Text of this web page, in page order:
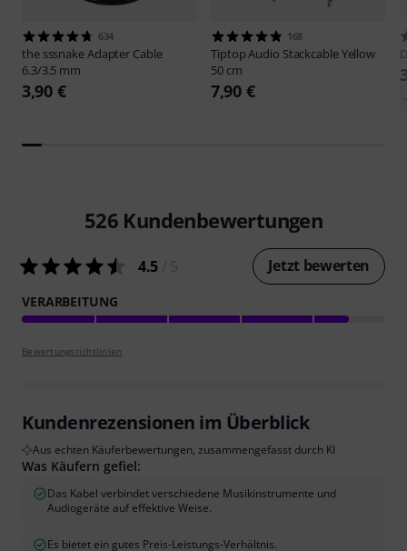
634
the sssnakeAdapter Cable
6.3/3.5 mm
3,90 €
168
Tiptop Audio Stackcable Yellow
50 cm
7,90 €
526 Kundenbewertungen
4.5 Jetzt bewerten
VERARBEITUNG
Bewertungsrichtlinien
Kundenrezensionen im Überblick
Aus echten Käuferbewertungen, zusammengefasst durch KI
Was Käufern gefiel:
Das Kabel verbindet verschiedene Musikinstrumente und
Audiogeräte auf effektive Weise.
Es bietet ein gutes Preis-Leistungs-Verhältnis.